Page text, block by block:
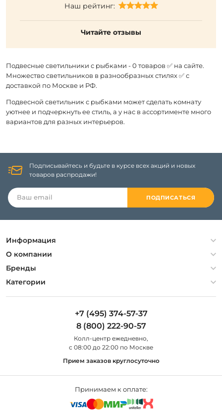
Наш рейтинг:
Читайте отзывы
Подвесные светильники с рыбками - 0 товаров ✅ на сайте.
Множество светильников в разнообразных стилях ✅ с
доставкой по Москве и РФ.
Подвесной светильник с рыбками может сделать комнату
уютнее и подчеркнуть ее стиль, а у нас в ассортименте много
вариантов для разных интерьеров.
Подписывайтесь и будьте в курсе всех акций и новых
товаров распродажи!
ПОДПИСАТЬСЯ
Информация
Политика конфиденциальности
Гарантия
Оплата и доставка
О компании
О компании
Контакты
Бренды
Artelamp
Категории
Люстры
Уличные светильники
+7 (495) 374-57-37
8 (800) 222-90-57
Колл-центр eжедневно,
с 08:00 до 22:00 по Москве
Прием заказов круглосуточно
Принимаем к оплате: